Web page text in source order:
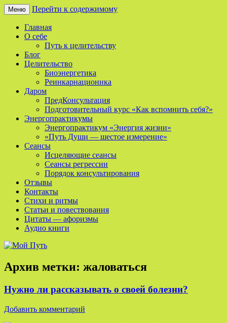
Мой Путь
целительстве
Меню Перейти к содержимому
Главная
О себе
Путь к целительству
Блог
Целительство
Биоэнергетика
Реинкарнационика
Даром
ПредКонсультация
Подготовительный курс «Как вспомнить себя?»
Энергопрактикумы
Энергопрактикум «Энергия жизни»
«Путь Души — шестое измерение»
Сеансы
Исцеляющие сеансы
Сеансы регрессии
Порядок консультирования
Отзывы
Контакты
Стихи и ритмы
Статьи и повествования
Цитаты — афоризмы
Аудио книги
Архив метки: жаловаться
Нужно ли рассказывать о своей болезни?
Добавить комментарий